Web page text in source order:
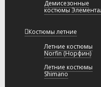
Демисезонные
костюмы
Костюмы летние
Летние костюмы
Norfin (Норфин)
Летние костюмы
Shimano